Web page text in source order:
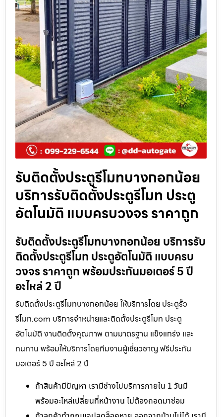
รับติดตั้งประตูรีโมทบางกอกน้อย
บริการรับติดตั้งประตูรีโมท ประตู
อัตโนมัติ แบบครบวงจร ราคาถูก
รับติดตั้งประตูรีโมทบางกอกน้อย บริการรับ
ติดตั้งประตูรีโมท ประตูอัตโนมัติ แบบครบ
วงจร ราคาถูก พร้อมประกันมอเตอร์ 5 ปี
อะไหล่ 2 ปี
รับติดตั้งประตูรีโมทบางกอกน้อย ให้บริการโดย ประตูรั้ว
รีโมท.com บริการจำหน่ายและติดตั้งประตูรีโมท ประตู
อัตโนมัติ งานติดตั้งคุณภาพ ตามมาตรฐาน แข็งแกร่ง และ
ทนทาน พร้อมให้บริการโดยทีมงานผู้เชี่ยวชาญ ฟรีประกัน
มอเตอร์ 5 ปี อะไหล่ 2 ปี
ถ้าสินค้ามีปัญหา เรามีช่างไปบริการภายใน 1 วันมี
พร้อมอะไหล่เปลี่ยนที่หน้างาน ไม่ต้องถอดมาซ่อม